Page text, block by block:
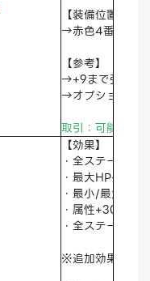
【装備位置】
→赤色4番スロ
【参考】
→+9まで強化可
→オプションリ
取引：可能
【効果】
・全ステータス
・最大HP+1000
・最小/最大攻
・属性+30
・全ステータス
※追加効果ラン